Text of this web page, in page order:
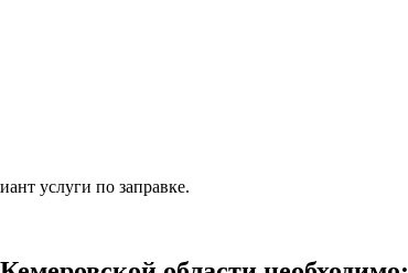
услуги по заправке.